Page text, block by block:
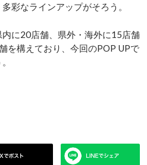
彩なラインアップがそろう。
に20店舗、県外・海外に15店舗
を構えており、今回のPOP UPで